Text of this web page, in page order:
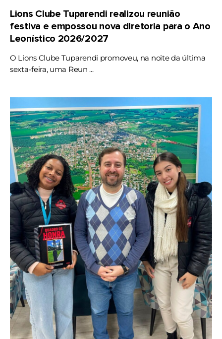
Lions Clube Tuparendi realizou reunião
festiva e empossou nova diretoria para o Ano
Leonístico 2026/2027
O Lions Clube Tuparendi promoveu, na noite da última
sexta-feira, uma Reun ...